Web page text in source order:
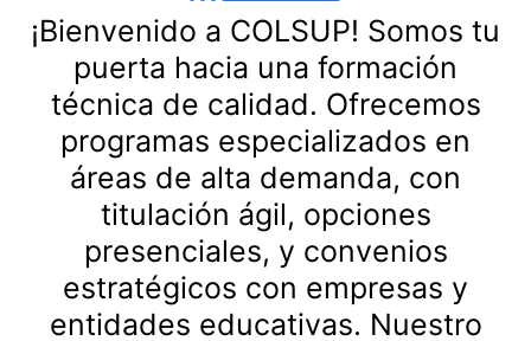
¡Bienvenido a COLSUP! Somos tu
puerta hacia una formación
técnica de calidad. Ofrecemos
programas especializados en
áreas de alta demanda, con
titulación ágil, opciones
presenciales, y convenios
estratégicos con empresas y
entidades educativas. Nuestro